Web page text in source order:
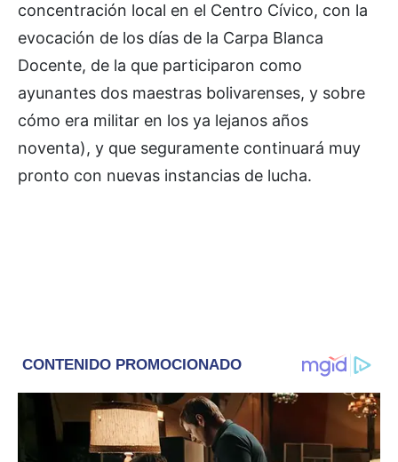
concentración local en el Centro Cívico, con la
evocación de los días de la Carpa Blanca
Docente, de la que participaron como
ayunantes dos maestras bolivarenses, y sobre
cómo era militar en los ya lejanos años
noventa), y que seguramente continuará muy
pronto con nuevas instancias de lucha.